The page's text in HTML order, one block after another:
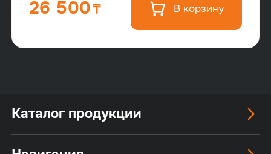
26 500 В корзину
Каталог продукции